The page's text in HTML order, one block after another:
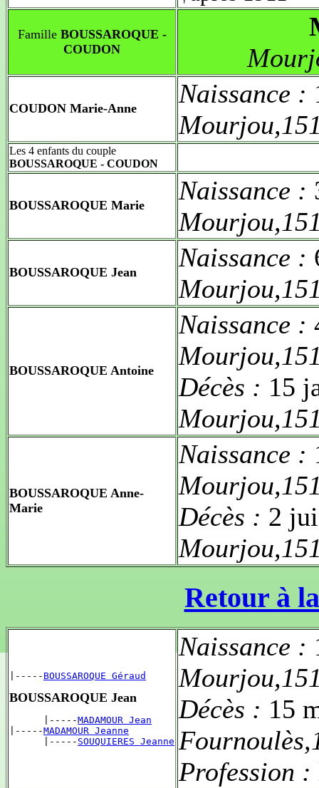
FamilleBOUSSAROQUE -
COUDON
COUDON Marie-Anne Naissance :
Les 4 enfants du couple
BOUSSAROQUE - COUDON
BOUSSAROQUE Marie Naissance :
BOUSSAROQUE Jean Naissance :
BOUSSAROQUE Antoine
Naissance :
Décès : 15
BOUSSAROQUE Anne-
Marie
Naissance :
Décès : 2
Retour à
|----- BOUSSAROQUE Géraud
BOUSSAROQUE Jean
      |-----
MADAMOUR Jean
|-----MADAMOUR Jeanne
      |-----
SOUQUIERES Jeanne
Naissance :
Décès : 15
Profession :